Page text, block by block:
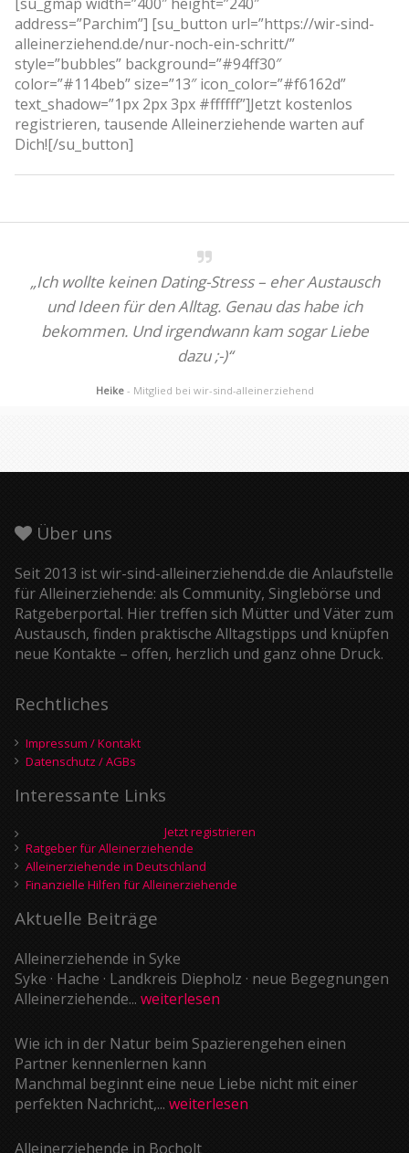
address=”Parchim”] [su_button url=”https://wir-sind-
alleinerziehend.de/nur-noch-ein-schritt/”
style=”bubbles” background=”#94ff30″
color=”#114beb” size=”13″ icon_color=”#f6162d”
text_shadow=”1px 2px 3px #ffffff”]Jetzt kostenlos
registrieren, tausende Alleinerziehende warten auf
Dich![/su_button]
„Ich wollte keinen Dating-Stress – eher Austausch
und Ideen für den Alltag. Genau das habe ich
bekommen. Und irgendwann kam sogar Liebe
dazu ;-)“
Heike - Mitglied bei wir-sind-alleinerziehend
Über uns
Seit 2013 ist wir-sind-alleinerziehend.de die Anlaufstelle
für Alleinerziehende: als Community, Singlebörse und
Ratgeberportal. Hier treffen sich Mütter und Väter zum
Austausch, finden praktische Alltagstipps und knüpfen
neue Kontakte – offen, herzlich und ganz ohne Druck.
Rechtliches
Impressum / Kontakt
Datenschutz / AGBs
Interessante Links
Jetzt registrieren
Ratgeber für Alleinerziehende
Alleinerziehende in Deutschland
Finanzielle Hilfen für Alleinerziehende
Aktuelle Beiträge
Alleinerziehende in Syke
Syke · Hache · Landkreis Diepholz · neue Begegnungen
Alleinerziehende... weiterlesen
Wie ich in der Natur beim Spazierengehen einen
Partner kennenlernen kann
Manchmal beginnt eine neue Liebe nicht mit einer
perfekten Nachricht,... weiterlesen
Alleinerziehende in Bocholt